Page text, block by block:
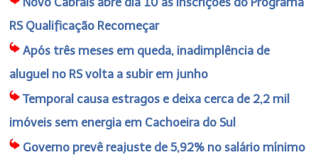
RS Qualificação Recomeçar
Após três meses em queda, inadimplência de
aluguel no RS volta a subir em junho
Temporal causa estragos e deixa cerca de 2,2 mil
imóveis sem energia em Cachoeira do Sul
Governo prevê reajuste de 5,92% no salário mínimo